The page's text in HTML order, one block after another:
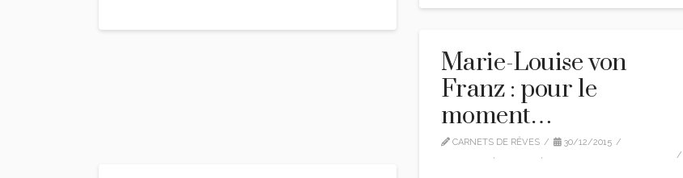
Marie-Louise von
Franz : pour le
moment…
CARNETS DE RÊVES
30/12/2015
, ,